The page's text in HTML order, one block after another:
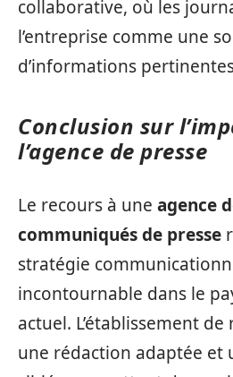
collaborative, où les
l’entreprise comme une
d’informations
Conclusion sur
l’agence de presse
Le recours à une agence
communiqués de presse
stratégie
incontournable dans le
actuel. L’établissement
une rédaction adaptée et